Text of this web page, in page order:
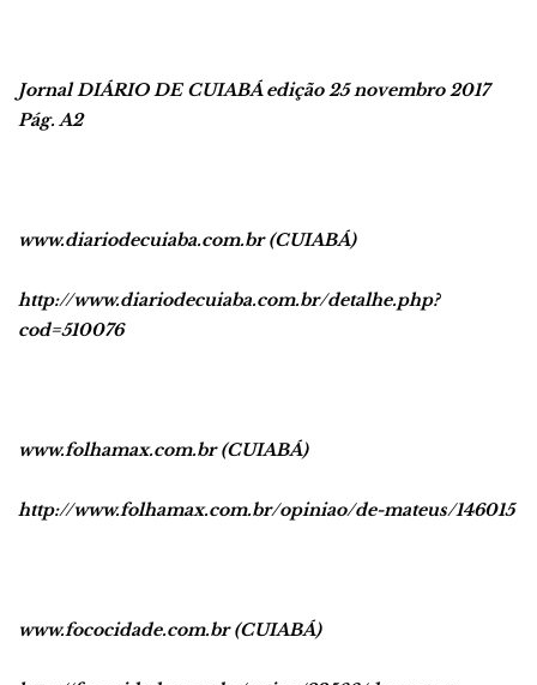
Jornal DIÁRIO DE CUIABÁ edição 25 novembro 2017
Pág. A2
www.diariodecuiaba.com.br (CUIABÁ)
http://www.diariodecuiaba.com.br/detalhe.php?
cod=510076
www.folhamax.com.br (CUIABÁ)
http://www.folhamax.com.br/opiniao/de-mateus/146015
www.fococidade.com.br (CUIABÁ)